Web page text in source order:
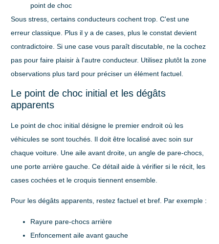
point de choc
Sous stress, certains conducteurs cochent trop. C'est une
erreur classique. Plus il y a de cases, plus le constat devient
contradictoire. Si une case vous paraît discutable, ne la cochez
pas pour faire plaisir à l'autre conducteur. Utilisez plutôt la zone
observations plus tard pour préciser un élément factuel.
Le point de choc initial et les dégâts
apparents
Le point de choc initial désigne le premier endroit où les
véhicules se sont touchés. Il doit être localisé avec soin sur
chaque voiture. Une aile avant droite, un angle de pare-chocs,
une porte arrière gauche. Ce détail aide à vérifier si le récit, les
cases cochées et le croquis tiennent ensemble.
Pour les dégâts apparents, restez factuel et bref. Par exemple :
Rayure pare-chocs arrière
Enfoncement aile avant gauche